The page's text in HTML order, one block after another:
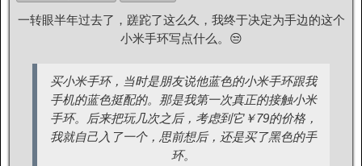
一转眼半年过去了，蹉跎了这么久，我终于决定为手边的这个
小米手环写点什么。😒
买小米手环，当时是朋友说他蓝色的小米手环跟我
手机的蓝色挺配的。那是我第一次真正的接触小米
手环。后来把玩几次之后，考虑到它￥79的价格，
我就自己入了一个，思前想后，还是买了黑色的手
环。